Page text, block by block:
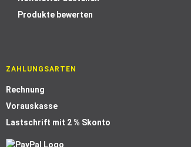
Produkte bewerten
ZAHLUNGSARTEN
Rechnung
Vorauskasse
Lastschrift mit 2 % Skonto